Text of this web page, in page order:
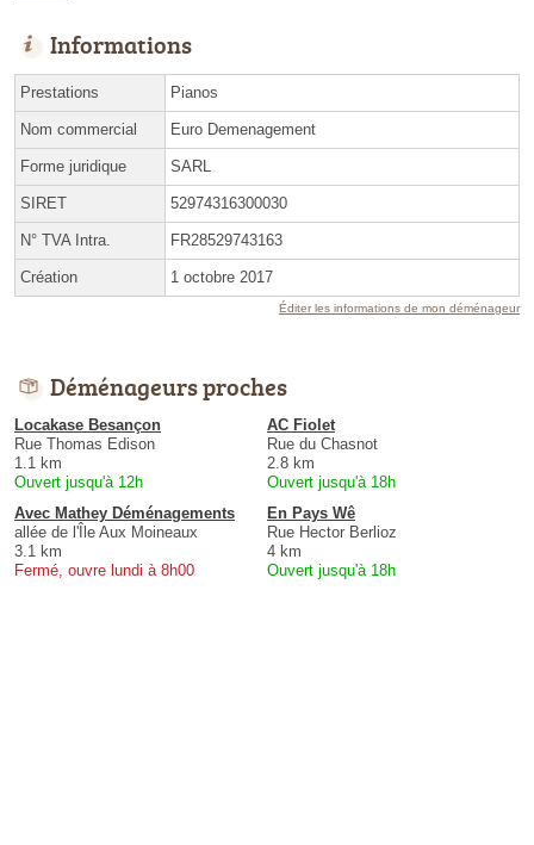
Informations
Prestations Pianos
Nom commercial Euro Demenagement
Forme juridique SARL
SIRET 52974316300030
N° TVA Intra. FR28529743163
Création 1 octobre 2017
Éditer les informations de mon déménageur
Déménageurs proches
Locakase Besançon
Rue Thomas Edison
1.1 km
Ouvert jusqu'à 12h
AC Fiolet
Rue du Chasnot
2.8 km
Ouvert jusqu'à 18h
Avec Mathey Déménagements
allée de l'Île Aux Moineaux
3.1 km
Fermé, ouvre lundi à 8h00
En Pays Wê
Rue Hector Berlioz
4 km
Ouvert jusqu'à 18h